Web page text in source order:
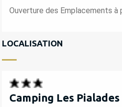
Ouverture des Emplacements à
LOCALISATION
Camping Les Pialades